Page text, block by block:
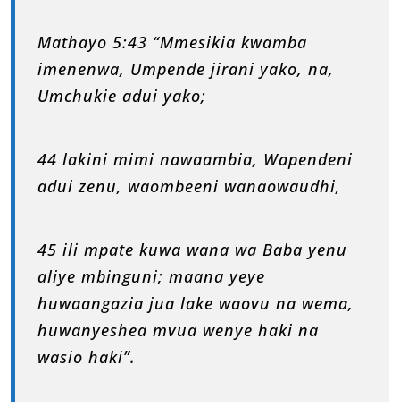
Mathayo 5:43 “Mmesikia kwamba
imenenwa, Umpende jirani yako, na,
Umchukie adui yako;
44 lakini mimi nawaambia, Wapendeni
adui zenu, waombeeni wanaowaudhi,
45 ili mpate kuwa wana wa Baba yenu
aliye mbinguni; maana yeye
huwaangazia jua lake waovu na wema,
huwanyeshea mvua wenye haki na
wasio haki”.